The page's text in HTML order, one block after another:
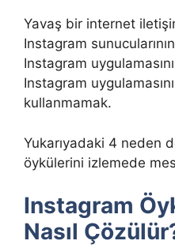
Yavaş bir internet
Instagram
Instagram
Instagram
kullanmamak.
Yukarıyadaki 4 neden
öykülerini izlemede
Instagram
Nasıl